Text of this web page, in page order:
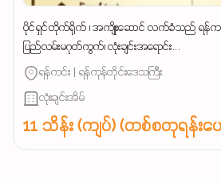
ပိုင်ရှင်တိုက်ရိုက် ၊ အကျိုးဆောင် လက်ခံသည် ရန်က
ပြည်လမ်းမဂုတ်ကွက်၊ လုံးချင်းအရောင်း...
ရန်ကင်း | ရန်ကုန်တိုင်းဒေသကြီး
လုံးချင်းအိမ်
11 သိန်း (ကျပ်) (တစ်စတုရန်းပေ